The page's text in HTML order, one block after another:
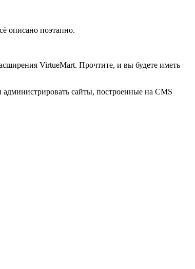
описано поэтапно.
VirtueMart. Прочтите, и вы будете иметь
сайты, построенные на CMS